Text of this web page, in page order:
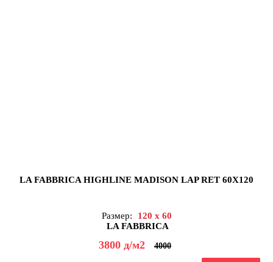
LA FABBRICA HIGHLINE MADISON LAP RET 60X120
Размер:
120 x 60
LA FABBRICA
3800 д/м2 4000